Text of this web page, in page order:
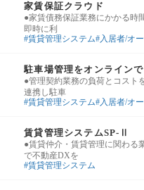
家賃保証クラウド
●家賃債務保証業務にかかる時
即時に利
賃貸管理システム 入居者/オ
駐車場管理をオンライン
●管理契約業務の負荷とコスト
連携し駐車
賃貸管理システム 入居者/オ
賃貸管理システムSP-Ⅱ
●賃貸仲介・賃貸管理に関わる
で不動産DXを
賃貸管理システム